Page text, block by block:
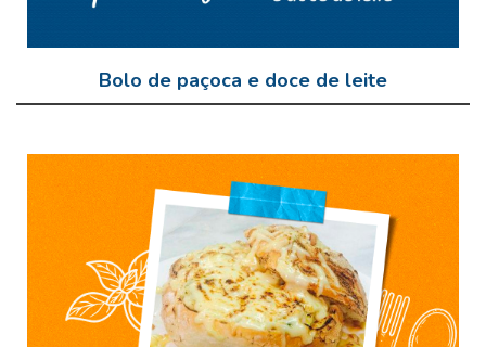
Bolo de paçoca e doce de leite